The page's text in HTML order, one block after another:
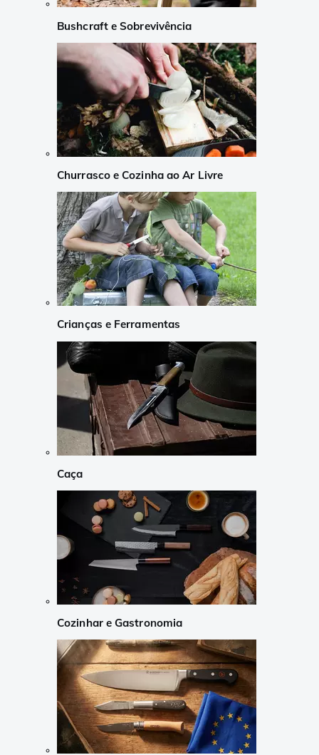
Bushcraft e Sobrevivência
Churrasco e Cozinha ao Ar Livre
Crianças e Ferramentas
Caça
Cozinhar e Gastronomia